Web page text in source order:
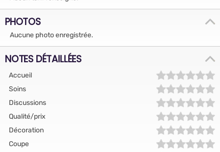
PHOTOS
Aucune photo enregistrée.
NOTES DÉTAILLÉES
Accueil
Soins
Discussions
Qualité/prix
Décoration
Coupe